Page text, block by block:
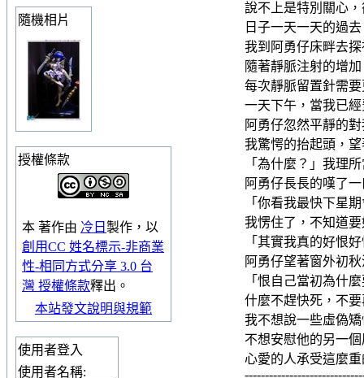
隨機相片
授權條款
本 著作由 冷日 製作，以
創用CC 姓名標示-非商業
性-相同方式分享 3.0 台
灣 授權條款釋出。
本站發文說明與規範
使用者登入
使用者名稱:
說不上是特別關心
日子一天一天的過
我到阿勇仔床畔去
隨著靜脈注射的增
每次靜脈留置針需
一天下午，當我已
阿勇仔忽然平靜的
我驚愕的抬起頭，
「為什麼？」我理
阿勇仔長長的嘆了
「你看我最快下星
我愣住了，不知道
「其實我真的好恨
阿勇仔望著窗外初
「恨自己當初為什
什麼不趕快死，不
我不想說一些虛偽
不想安慰他的另一
心愛的人承受這麼